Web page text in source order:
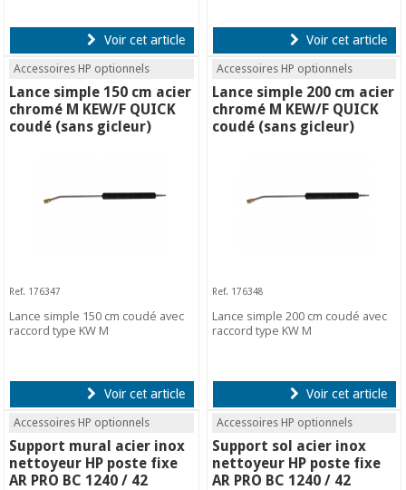
Voir cet article Voir cet article
Accessoires HP optionnels
Lance simple 150 cm acier
chromé M KEW/F QUICK
coudé (sans gicleur)
Ref. 176347
Lance simple 150 cm coudé avec
raccord type KW M
Voir cet article
Accessoires HP optionnels
Lance simple 200 cm acier
chromé M KEW/F QUICK
coudé (sans gicleur)
Ref. 176348
Lance simple 200 cm coudé avec
raccord type KW M
Voir cet article
Accessoires HP optionnels
Support mural acier inox
nettoyeur HP poste fixe
AR PRO BC 1240 / 42
Accessoires HP optionnels
Support sol acier inox
nettoyeur HP poste fixe
AR PRO BC 1240 / 42